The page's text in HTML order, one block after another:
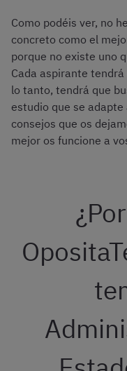
Como podéis ver, no
concreto como el
porque no existe uno
Cada aspirante
lo tanto, tendrá que
estudio que se
consejos que os
mejor os funcione a